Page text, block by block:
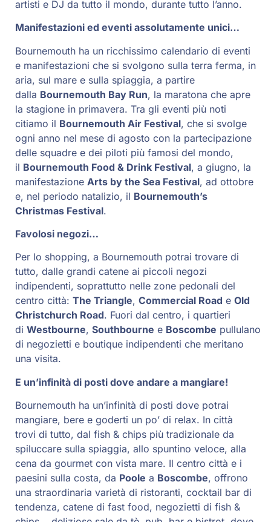
artisti e DJ da tutto il mondo, durante tutto l’anno.
Manifestazioni ed eventi assolutamente unici…
Bournemouth ha un ricchissimo calendario di eventi
e manifestazioni che si svolgono sulla terra ferma, in
aria, sul mare e sulla spiaggia, a partire
dalla Bournemouth Bay Run, la maratona che apre
la stagione in primavera. Tra gli eventi più noti
citiamo il Bournemouth Air Festival, che si svolge
ogni anno nel mese di agosto con la partecipazione
delle squadre e dei piloti più famosi del mondo,
il Bournemouth Food & Drink Festival, a giugno, la
manifestazione Arts by the Sea Festival, ad ottobre
e, nel periodo natalizio, il Bournemouth’s
Christmas Festival.
Favolosi negozi…
Per lo shopping, a Bournemouth potrai trovare di
tutto, dalle grandi catene ai piccoli negozi
indipendenti, soprattutto nelle zone pedonali del
centro città: The Triangle, Commercial Road e Old
Christchurch Road. Fuori dal centro, i quartieri
di Westbourne, Southbourne e Boscombe pullulano
di negozietti e boutique indipendenti che meritano
una visita.
E un’infinità di posti dove andare a mangiare!
Bournemouth ha un’infinità di posti dove potrai
mangiare, bere e goderti un po’ di relax. In città
trovi di tutto, dal fish & chips più tradizionale da
spiluccare sulla spiaggia, allo spuntino veloce, alla
cena da gourmet con vista mare. Il centro città e i
paesini sulla costa, da Poole a Boscombe, offrono
una straordinaria varietà di ristoranti, cocktail bar di
tendenza, catene di fast food, negozietti di fish &